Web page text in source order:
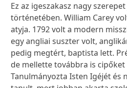
Ez az igeszakasz nagy
történetében. William Carey
atyja. 1792 volt a modern
egy angliai suszter volt,
pedig megtért, baptista lett.
de mellette továbbra is
Tanulmányozta Isten Igéjét és